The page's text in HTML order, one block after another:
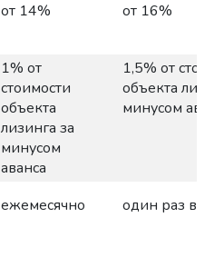
от 14% от 16%
1% от
стоимости
объекта
лизинга за
минусом
аванса
1,5% от
объекта
минусом
ежемесячно один раз в год